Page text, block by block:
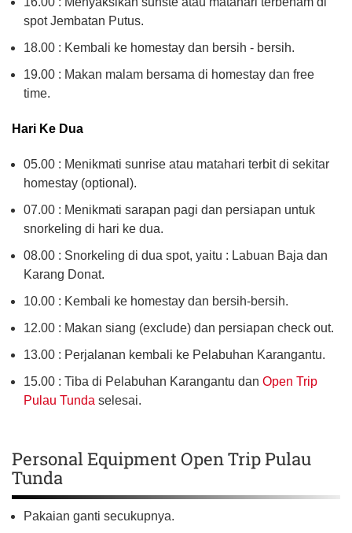
spot Jembatan Putus.
18.00 : Kembali ke homestay dan bersih - bersih.
19.00 : Makan malam bersama di homestay dan free
time.
Hari Ke Dua
05.00 : Menikmati sunrise atau matahari terbit di sekitar
homestay (optional).
07.00 : Menikmati sarapan pagi dan persiapan untuk
snorkeling di hari ke dua.
08.00 : Snorkeling di dua spot, yaitu : Labuan Baja dan
Karang Donat.
10.00 : Kembali ke homestay dan bersih-bersih.
12.00 : Makan siang (exclude) dan persiapan check out.
13.00 : Perjalanan kembali ke Pelabuhan Karangantu.
15.00 : Tiba di Pelabuhan Karangantu dan Open Trip
Pulau Tunda selesai.
Personal Equipment Open Trip Pulau
Tunda
Pakaian ganti secukupnya.